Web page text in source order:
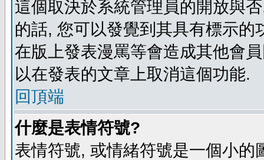
這個取決於系統管理員的開放與
的話, 您可以發覺到其具有標示
在版上發表漫罵等會造成其他會
以在發表的文章上取消這個功能.
回頂端
什麼是表情符號?
表情符號, 或情緒符號是一個小